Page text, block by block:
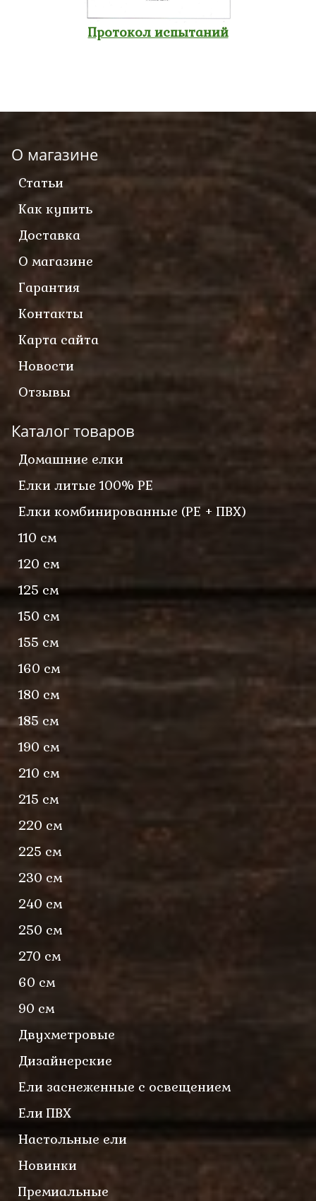
Протокол испытаний
О магазине
Статьи
Как купить
Доставка
О магазине
Гарантия
Контакты
Карта сайта
Новости
Отзывы
Каталог товаров
Домашние елки
Елки литые 100% PE
Елки комбинированные (PE + ПВХ)
110 см
120 см
125 см
150 см
155 см
160 см
180 см
185 см
190 см
210 см
215 см
220 см
225 см
230 см
240 см
250 см
270 см
60 см
90 см
Двухметровые
Дизайнерские
Ели заснеженные с освещением
Ели ПВХ
Настольные ели
Новинки
Премиальные